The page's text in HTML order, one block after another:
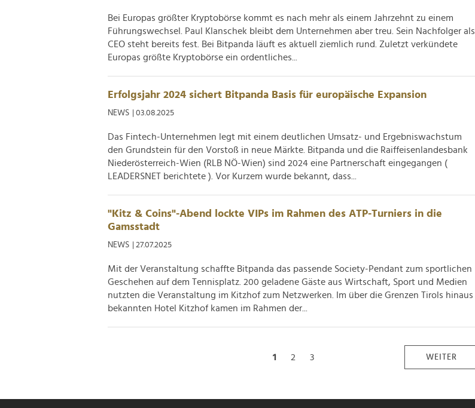
Bei Europas größter Kryptobörse kommt es nach mehr als einem Jahrzehnt zu einem
Führungswechsel. Paul Klanschek bleibt dem Unternehmen aber treu. Sein Nachfolger als
CEO steht bereits fest. Bei Bitpanda läuft es aktuell ziemlich rund. Zuletzt verkündete
Europas größte Kryptobörse ein ordentliches...
Erfolgsjahr 2024 sichert Bitpanda Basis für europäische Expansion
NEWS | 03.08.2025
Das Fintech-Unternehmen legt mit einem deutlichen Umsatz- und Ergebniswachstum
den Grundstein für den Vorstoß in neue Märkte. Bitpanda und die Raiffeisenlandesbank
Niederösterreich-Wien (RLB NÖ-Wien) sind 2024 eine Partnerschaft eingegangen (
LEADERSNET berichtete ). Vor Kurzem wurde bekannt, dass...
"Kitz & Coins"-Abend lockte VIPs im Rahmen des ATP-Turniers in die
Gamsstadt
NEWS | 27.07.2025
Mit der Veranstaltung schaffte Bitpanda das passende Society-Pendant zum sportlichen
Geschehen auf dem Tennisplatz. 200 geladene Gäste aus Wirtschaft, Sport und Medien
nutzten die Veranstaltung im Kitzhof zum Netzwerken. Im über die Grenzen Tirols hinaus
bekannten Hotel Kitzhof kamen im Rahmen der...
1 2 3 WEITER